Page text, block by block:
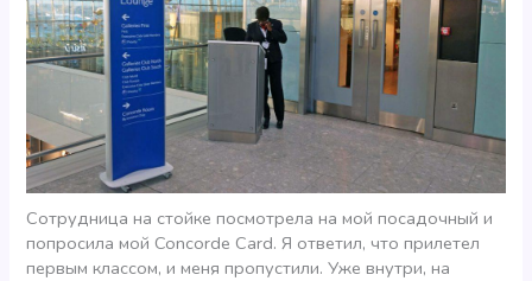
Сотрудница на стойке посмотрела на мой посадочный и
попросила мой Concorde Card. Я ответил, что прилетел
первым классом, и меня пропустили. Уже внутри, на